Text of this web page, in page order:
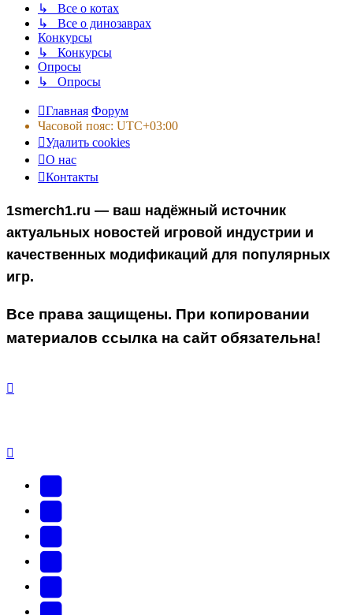
↳ Все о котах
↳ Все о динозаврах
Конкурсы
↳ Конкурсы
Опросы
↳ Опросы
Главная Форум
Часовой пояс: UTC+03:00
Удалить cookies
О нас
Контакты
1smerch1.ru — ваш надёжный источник
актуальных новостей игровой индустрии и
качественных модификаций для популярных
игр.
Все права защищены. При копировании
материалов ссылка на сайт обязательна!